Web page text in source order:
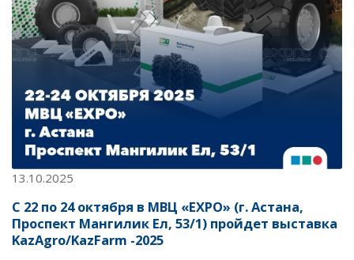
13.10.2025
С 22 по 24 октября в МВЦ «EXPO» (г. Астана,
Проспект Мангилик Ел, 53/1) пройдет выставка
KazAgro/KazFarm -2025